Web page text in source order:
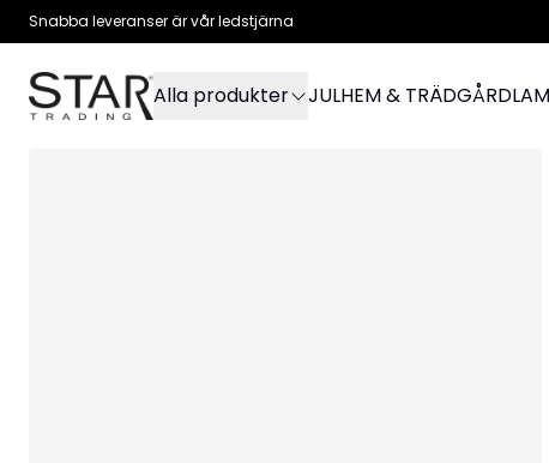
Snabba leveranser är vår ledstjärna
Alla produkter JULHEM & TRÄDGÅRD